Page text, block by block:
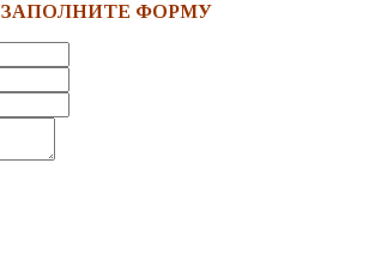
ЗАПОЛНИТЕ ФОРМУ